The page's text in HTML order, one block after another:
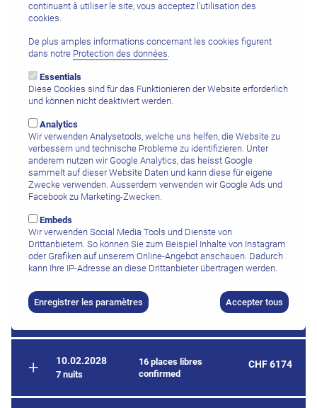
30.12.2027
7 nuits
16 places libres
CHF 6174
7 nuits
13.01.2028
7 nuits
confirmed
20.01.2028
7 nuits
16 places libres
confirmed
CHF 6174
27.01.2028
7 nuits
16 places libres
confirmed
CHF 6174
03.02.2028
7 nuits
16 places libres
confirmed
CHF 6174
10.02.2028
7 nuits
16 places libres
confirmed
CHF 6174
continuant à utiliser le site, vous acceptez l’utilisation des
cookies.
De plus amples informations concernant les cookies figurent
dans notre Protection des données
Essentials
Diese Cookies sind für das Funktionieren der Website erforderlich
und können nicht deaktiviert werden.
Analytics
Wir verwenden Analysetools, welche uns helfen, die Website zu
verbessern und technische Probleme zu identifizieren. Unter
anderem nutzen wir Google Analytics, das heisst Google
sammelt auf dieser Website Daten und kann diese für eigene
Zwecke verwenden. Ausserdem verwenden wir Google Ads und
Facebook zu Marketing-Zwecken.
Embeds
Wir verwenden Social Media Tools und Dienste von
Drittanbietern. So können Sie zum Beispiel Inhalte von Instagram
oder Grafiken auf unserem Online-Angebot anschauen. Dadurch
kann Ihre IP-Adresse an diese Drittanbieter übertragen werden.
Enregistrer les paramètres Accepter tous